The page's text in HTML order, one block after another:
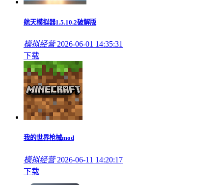
航天模拟器1.5.10.2破解版
模拟经营 2026-06-01 14:35:31
下载
我的世界枪械mod
模拟经营 2026-06-11 14:20:17
下载